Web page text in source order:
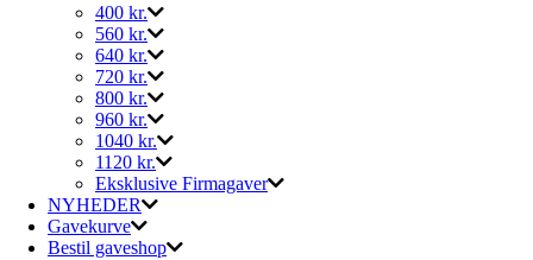
400 kr.
560 kr.
640 kr.
720 kr.
800 kr.
960 kr.
1040 kr.
1120 kr.
Eksklusive Firmagaver
NYHEDER
Gavekurve
Bestil gaveshop